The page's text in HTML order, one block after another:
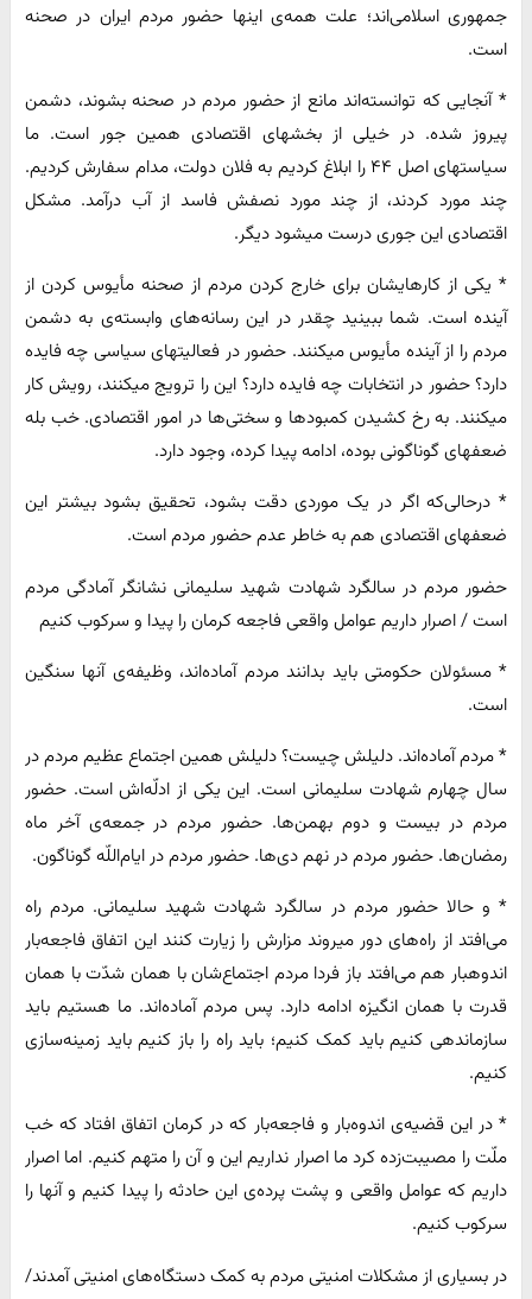
جمهوری اسلامی‌اند؛ علت همه‌ی اینها حضور مردم ایران در صحنه
است.
* آنجایی که توانسته‌اند مانع از حضور مردم در صحنه بشوند، دشمن
پیروز شده. در خیلی از بخشهای اقتصادی همین جور است. ما
سیاستهای اصل ۴۴ را ابلاغ کردیم به فلان دولت، مدام سفارش کردیم.
چند مورد کردند، از چند مورد نصفش فاسد از آب درآمد. مشکل
اقتصادی این جوری درست میشود دیگر.
* یکی از کارهایشان برای خارج کردن مردم از صحنه مأیوس کردن از
آینده است. شما ببینید چقدر در این رسانه‌های وابسته‌ی به دشمن
مردم را از آینده مأیوس میکنند. حضور در فعالیتهای سیاسی چه فایده
دارد؟ حضور در انتخابات چه فایده دارد؟ این را ترویج میکنند، رویش کار
میکنند. به رخ کشیدن کمبودها و سختی‌ها در امور اقتصادی. خب بله
ضعفهای گوناگونی بوده، ادامه پیدا کرده، وجود دارد.
* درحالی‌که اگر در یک موردی دقت بشود، تحقیق بشود بیشتر این
ضعفهای اقتصادی هم به خاطر عدم حضور مردم است.
حضور مردم در سالگرد شهادت شهید سلیمانی نشانگر آمادگی مردم
است / اصرار داریم عوامل واقعی فاجعه کرمان را پیدا و سرکوب کنیم
* مسئولان حکومتی باید بدانند مردم آماده‌اند، وظیفه‌ی آنها سنگین
است.
* مردم آماده‌اند. دلیلش چیست؟ دلیلش همین اجتماع عظیم مردم در
سال چهارم شهادت سلیمانی است. این یکی از ادلّه‌اش است. حضور
مردم در بیست و دوم بهمن‌ها. حضور مردم در جمعه‌ی آخر ماه
رمضان‌ها. حضور مردم در نهم دی‌ها. حضور مردم در ایام‌اللّه گوناگون.
* و حالا حضور مردم در سالگرد شهادت شهید سلیمانی. مردم راه
می‌افتد از راه‌های دور میروند مزارش را زیارت کنند این اتفاق فاجعه‌بار
اندوهبار هم می‌افتد باز فردا مردم اجتماع‌شان با همان شدّت با همان
قدرت با همان انگیزه ادامه دارد. پس مردم آماده‌اند. ما هستیم باید
سازماندهی کنیم باید کمک کنیم؛ باید راه را باز کنیم باید زمینه‌سازی
کنیم.
* در این قضیه‌ی اندوه‌بار و فاجعه‌بار که در کرمان اتفاق افتاد که خب
ملّت را مصیبت‌زده کرد ما اصرار نداریم این و آن را متهم کنیم. اما اصرار
داریم که عوامل واقعی و پشت پرده‌ی این حادثه را پیدا کنیم و آنها را
سرکوب کنیم.
در بسیاری از مشکلات امنیتی مردم به کمک دستگاه‌های امنیتی آمدند/